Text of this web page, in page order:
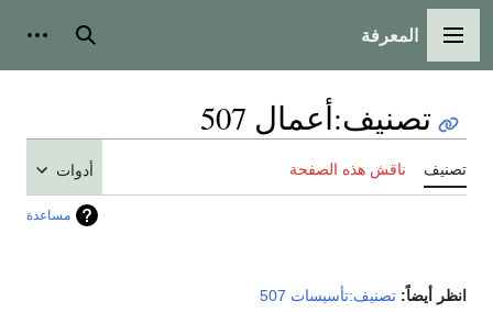
القائمة الرئيسية
المعرفة بحث
تصنيف:أعمال 507
تصنيف ناقش هذه الصفحة أدوات
مساعدة
انظر أيضاً: تصنيف:تأسيسات 507